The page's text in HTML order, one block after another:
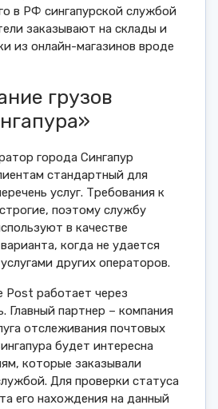
в РФ сингапурской службой
заказывают на склады и
из онлайн-магазинов вроде
грузов
города Сингапур
стандартный для
услуг. Требования к
поэтому службу
в качестве
когда не удается
других операторов.
Post работает через
Главный партнер – компания
отслеживания почтовых
будет интересна
которые заказывали
Для проверки статуса
его нахождения на данный